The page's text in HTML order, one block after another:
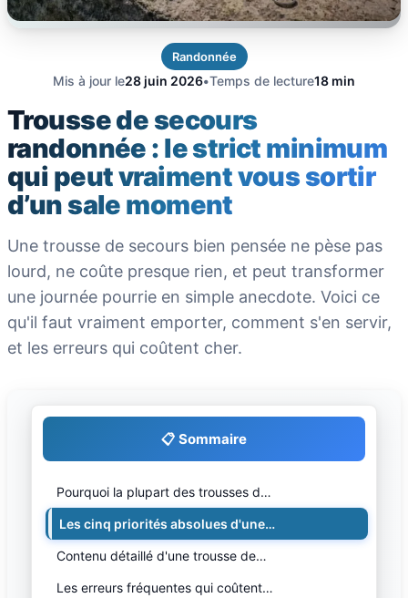
Randonnée
Mis à jour le28 juin 2026•Temps de lecture18 min
Trousse de secours
randonnée : le strict minimum
qui peut vraiment vous sortir
d’un sale moment
Une trousse de secours bien pensée ne pèse pas
lourd, ne coûte presque rien, et peut transformer
une journée pourrie en simple anecdote. Voici ce
qu'il faut vraiment emporter, comment s'en servir,
et les erreurs qui coûtent cher.
📋 Sommaire
Pourquoi la plupart des trousses d…
Les cinq priorités absolues d'une…
Contenu détaillé d'une trousse de…
Les erreurs fréquentes qui coûtent…